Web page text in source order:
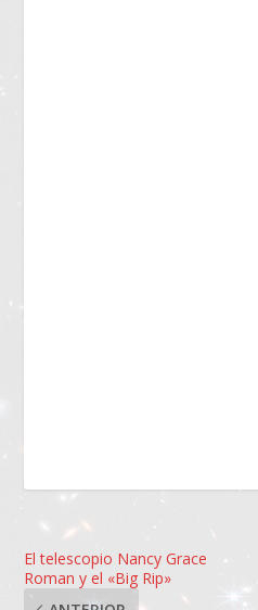
El telescopio Nancy Grace
Roman y el «Big Rip»